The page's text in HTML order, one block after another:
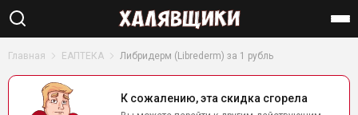
Главная ЕАПТЕКА Либридерм (Librederm) за 1 рубль
К сожалению, эта скидка сгорела